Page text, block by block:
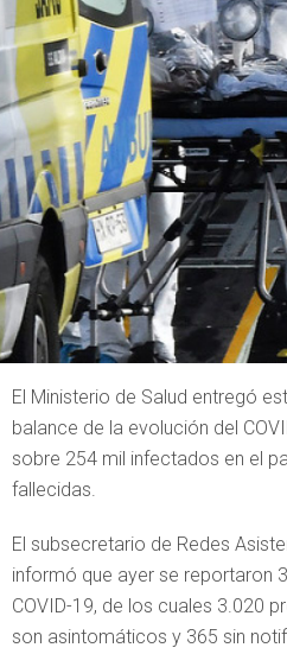
El Ministerio de Salud entregó
balance de la evolución del
sobre 254 mil infectados en el
fallecidas.
El subsecretario de Redes
informó que ayer se reportaron
COVID-19, de los cuales 3.020
son asintomáticos y 365 sin